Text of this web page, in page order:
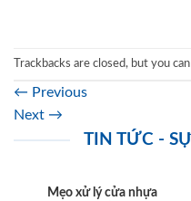
Trackbacks are closed, but you can
← Previous
Next →
TIN TỨC -
Mẹo xử lý cửa nhựa